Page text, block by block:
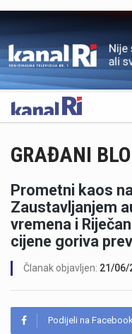
GRAĐANI
Prometni kaos
Zaustavljanjem
vremena i
cijene goriva
Članak objavljen: 21/06/
Podijeli na Facebook